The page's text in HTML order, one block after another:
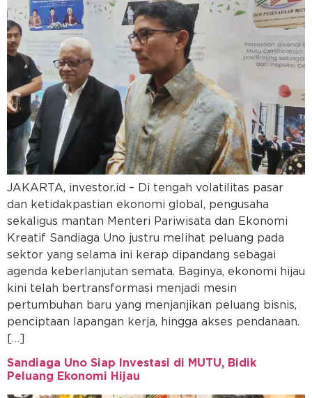
JAKARTA, investor.id – Di tengah volatilitas pasar
dan ketidakpastian ekonomi global, pengusaha
sekaligus mantan Menteri Pariwisata dan Ekonomi
Kreatif Sandiaga Uno justru melihat peluang pada
sektor yang selama ini kerap dipandang sebagai
agenda keberlanjutan semata. Baginya, ekonomi hijau
kini telah bertransformasi menjadi mesin
pertumbuhan baru yang menjanjikan peluang bisnis,
penciptaan lapangan kerja, hingga akses pendanaan.
[…]
Sandiaga Uno Siap Investasi di MUTU, Bidik
Peluang Ekonomi Hijau